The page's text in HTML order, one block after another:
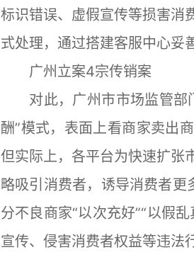
标识错误、虚假宣传等损害消
式处理，通过搭建客服中心妥
广州立案4宗传销案
对此，广州市市场监管部
酬”模式，表面上看商家卖出
但实际上，各平台为快速扩张
略吸引消费者，诱导消费者更
分不良商家“以次充好”“以假
宣传、侵害消费者权益等违法